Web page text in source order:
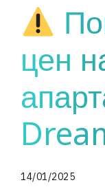
цен
14/01/2025